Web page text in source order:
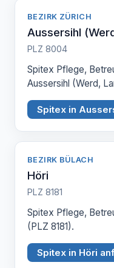
BEZIRK ZÜRICH
Aussersihl
PLZ 8004
Spitex Pflege,
Aussersihl (Werd,
Spitex in
BEZIRK BÜLACH
Höri
PLZ 8181
Spitex Pflege,
(PLZ 8181).
Spitex in Höri